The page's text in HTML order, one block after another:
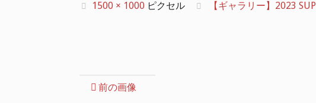
フ
1500 × 1000 ピクセル 【ギャラリー】2023
前の画像